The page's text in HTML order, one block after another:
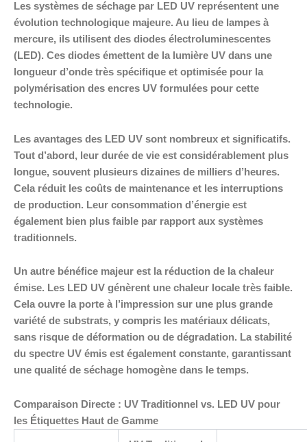
Les systèmes de séchage par LED UV représentent une
évolution technologique majeure. Au lieu de lampes à
mercure, ils utilisent des diodes électroluminescentes
(LED). Ces diodes émettent de la lumière UV dans une
longueur d’onde très spécifique et optimisée pour la
polymérisation des encres UV formulées pour cette
technologie.
Les avantages des LED UV sont nombreux et significatifs.
Tout d’abord, leur durée de vie est considérablement plus
longue, souvent plusieurs dizaines de milliers d’heures.
Cela réduit les coûts de maintenance et les interruptions
de production. Leur consommation d’énergie est
également bien plus faible par rapport aux systèmes
traditionnels.
Un autre bénéfice majeur est la réduction de la chaleur
émise. Les LED UV génèrent une chaleur locale très faible.
Cela ouvre la porte à l’impression sur une plus grande
variété de substrats, y compris les matériaux délicats,
sans risque de déformation ou de dégradation. La stabilité
du spectre UV émis est également constante, garantissant
une qualité de séchage homogène dans le temps.
Comparaison Directe : UV Traditionnel vs. LED UV pour
les Étiquettes Haut de Gamme